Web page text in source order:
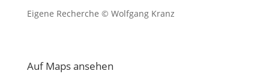
Eigene Recherche © Wolfgang Kranz
Auf Maps ansehen